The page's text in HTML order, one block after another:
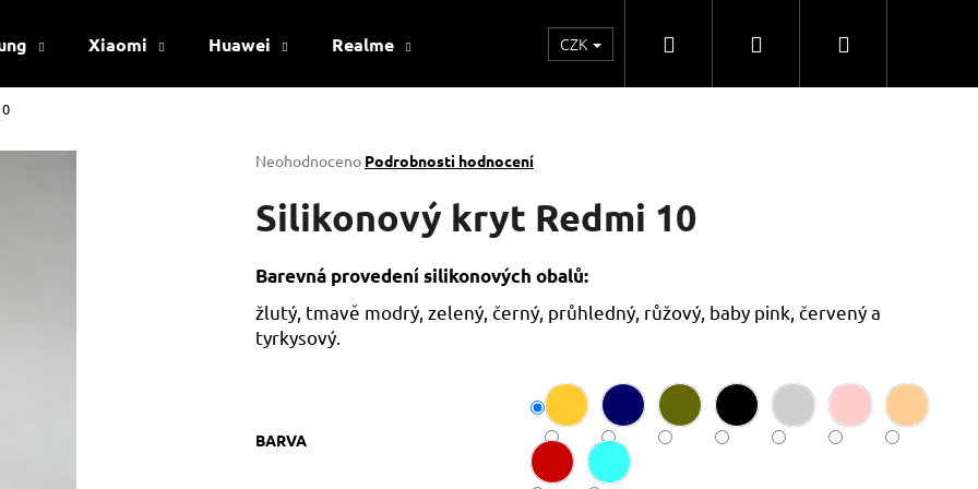
Xiaomi Huawei Realme Kontakty Obchodní spolupráce
CZK Hledat PřihlášeníNákupní
Průměrné
produktu
je
5
hvězdiček.
Neohodnoceno Podrobnosti hodnocení
Silikonový kryt Redmi 10
Barevná provedení silikonových obalů:
žlutý, tmavě modrý, zelený, černý, průhledný, růžový, baby pink, červený a
tyrkysový.
BARVA
HLEDAT